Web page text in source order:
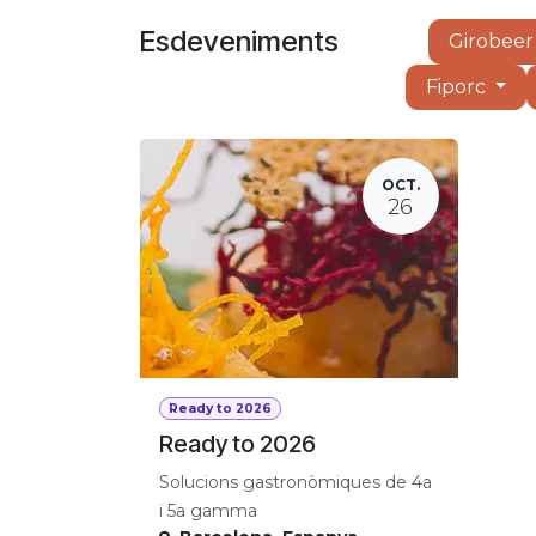
Esdeveniments Girobeer
Fiporc
OCT.
26
Ready to 2026
Ready to 2026
Solucions gastronòmiques de 4a
i 5a gamma